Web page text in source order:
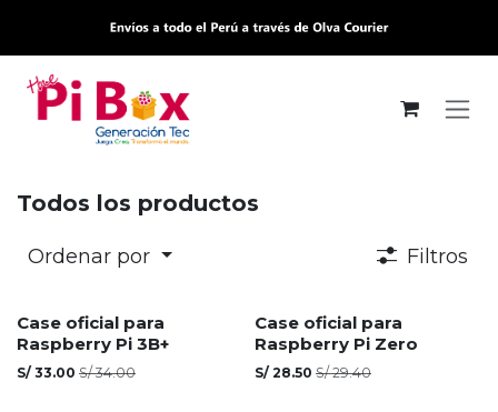
Todos los productos
Ordenar por Filtros
Case oficial para
Raspberry Pi 3B+
S/ 33.00 S/34.00
Case oficial para
Raspberry Pi Zero
S/ 28.50 S/29.40